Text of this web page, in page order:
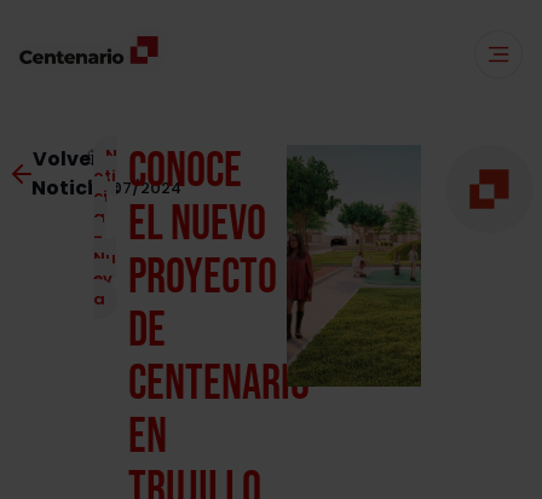
Volver a
Noticias15/07/2024
N
oti
ci
a
-
Nu
ev
a
Conoce
el nuevo
proyecto
de
Centenario
en